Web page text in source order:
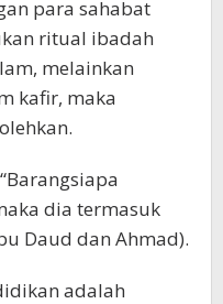
para sahabat
ritual ibadah
melainkan
kafir, maka
dia termasuk
Daud dan Ahmad).
adalah